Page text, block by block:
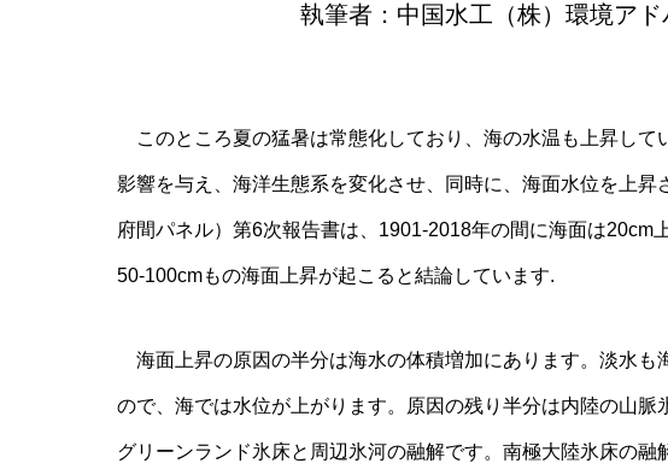
執筆者：中国水工（株）環境ア
このところ夏の猛暑は常態化しており、海の水温も上昇して
影響を与え、海洋生態系を変化させ、同時に、海面水位を上
府間パネル）第6次報告書は、1901-2018年の間に海面は20cm
50-100cmもの海面上昇が起こると結論しています.
海面上昇の原因の半分は海水の体積増加にあります。淡水も
ので、海では水位が上がります。原因の残り半分は内陸の山
グリーンランド氷床と周辺氷河の融解です。南極大陸氷床の融